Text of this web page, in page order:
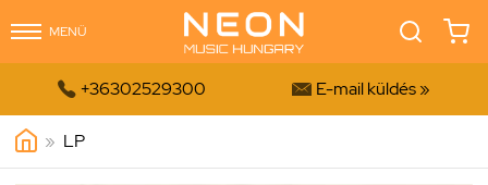
MENÜ
 +36302529300  E-mail küldés »
» LP